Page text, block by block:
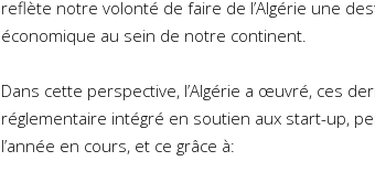
reflète notre volonté de faire de l’Algérie une
économique au sein de notre continent.
Dans cette perspective, l’Algérie a œuvré, ces
réglementaire intégré en soutien aux start-up,
l’année en cours, et ce grâce à: